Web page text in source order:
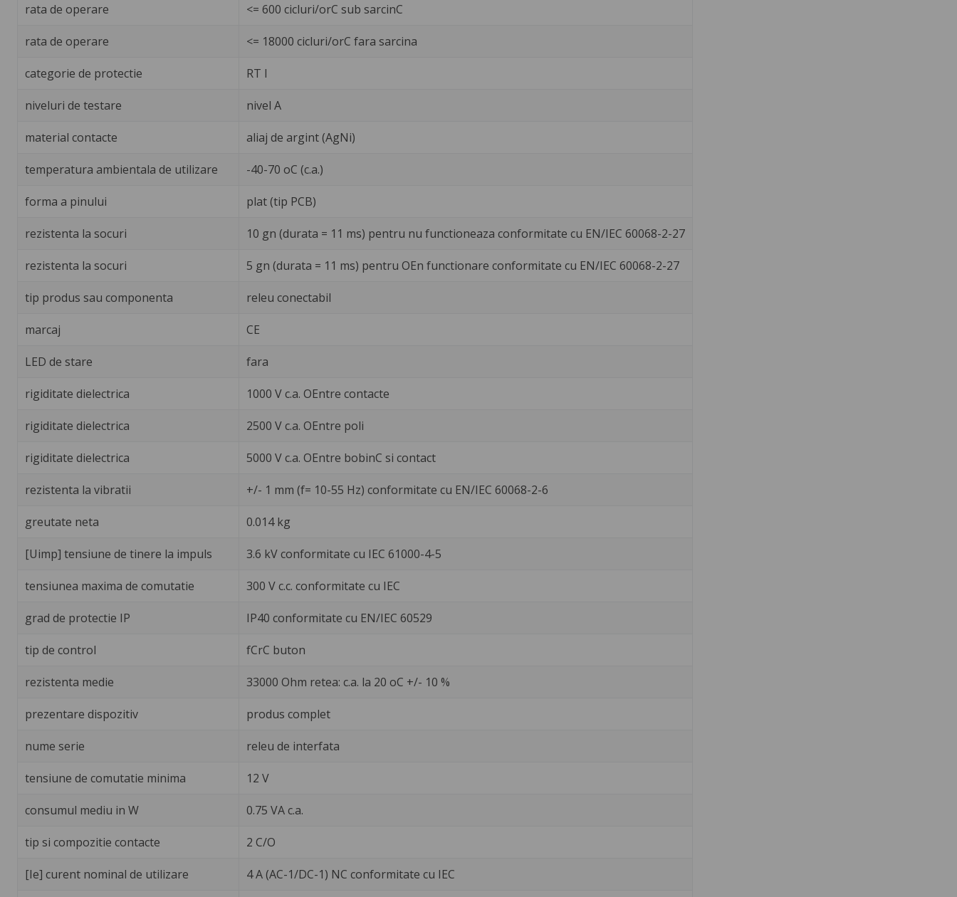
rata de operare <= 600 cicluri/orC sub sarcinC
rata de operare <= 18000 cicluri/orC fara sarcina
categorie de protectie RT I
niveluri de testare nivel A
material contacte aliaj de argint (AgNi)
temperatura ambientala de utilizare -40-70 oC (c.a.)
forma a pinului plat (tip PCB)
rezistenta la socuri 10 gn (durata = 11 ms) pentru nu functioneaza conformitate cu EN/IEC 60068-2-27
rezistenta la socuri 5 gn (durata = 11 ms) pentru OEn functionare conformitate cu EN/IEC 60068-2-27
tip produs sau componenta releu conectabil
marcaj CE
LED de stare fara
rigiditate dielectrica 1000 V c.a. OEntre contacte
rigiditate dielectrica 2500 V c.a. OEntre poli
rigiditate dielectrica 5000 V c.a. OEntre bobinC si contact
rezistenta la vibratii +/- 1 mm (f= 10-55 Hz) conformitate cu EN/IEC 60068-2-6
greutate neta 0.014 kg
[Uimp] tensiune de tinere la impuls 3.6 kV conformitate cu IEC 61000-4-5
tensiunea maxima de comutatie 300 V c.c. conformitate cu IEC
grad de protectie IP IP40 conformitate cu EN/IEC 60529
tip de control fCrC buton
rezistenta medie 33000 Ohm retea: c.a. la 20 oC +/- 10 %
prezentare dispozitiv produs complet
nume serie releu de interfata
tensiune de comutatie minima 12 V
consumul mediu in W 0.75 VA c.a.
tip si compozitie contacte 2 C/O
[Ie] curent nominal de utilizare 4 A (AC-1/DC-1) NC conformitate cu IEC